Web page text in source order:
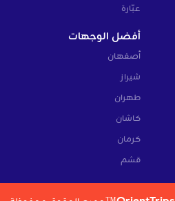
عبّارة
أفضل الوجهات
أصفهان
شيراز
طهران
كاشان
كرمان
قشم